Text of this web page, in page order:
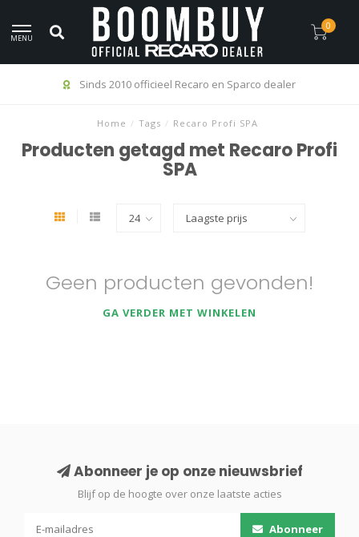
MENU
0
Sinds 2010 officieel Recaro en Sparco dealer
Home / Tags / Recaro Profi SPA
Producten getagd met Recaro Profi
SPA
Geen producten gevonden!
GA VERDER MET WINKELEN
Abonneer je op onze nieuwsbrief
Blijf op de hoogte over onze laatste acties
Abonneer